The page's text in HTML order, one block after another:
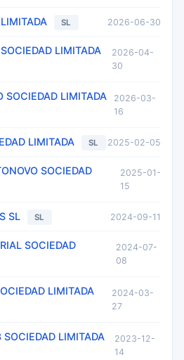
SL 2026-06-30
LIMITADA
2026-04-
30
SOCIEDAD LIMITADA
2026-03-
16
LIMITADA SL 2025-02-05
SOCIEDAD
2025-01-
15
SL SL 2024-09-11
SOCIEDAD
2024-07-
08
LIMITADA
2024-03-
27
LIMITADA
2023-12-
14